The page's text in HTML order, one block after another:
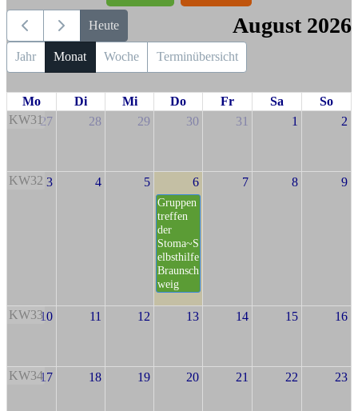
Heute August 2026
Jahr Monat Woche Terminübersicht
Mo Di Mi Do Fr Sa
So
KW3127 28 29 30 31 1 2
KW32 3 4 5 6
Gruppen
treffen
der
Stoma~S
elbsthilfe
Braunsch
weig
7 8 9
KW3310 11 12 13 14 15 16
KW3417 18 19 20 21 22 23